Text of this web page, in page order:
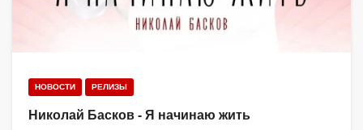
НОВОСТИ РЕЛИЗЫ
Николай Басков - Я начинаю жить